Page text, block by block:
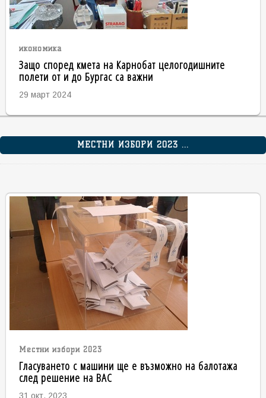
икономика
Защо според кмета на Карнобат целогодишните
полети от и до Бургас са важни
29 март 2024
МЕСТНИ ИЗБОРИ 2023 ...
Местни избори 2023
Гласуването с машини ще е възможно на балотажа
след решение на ВАС
31 окт. 2023